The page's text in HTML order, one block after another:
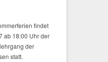
findet
ab 18:00 Uhr der
der
statt.